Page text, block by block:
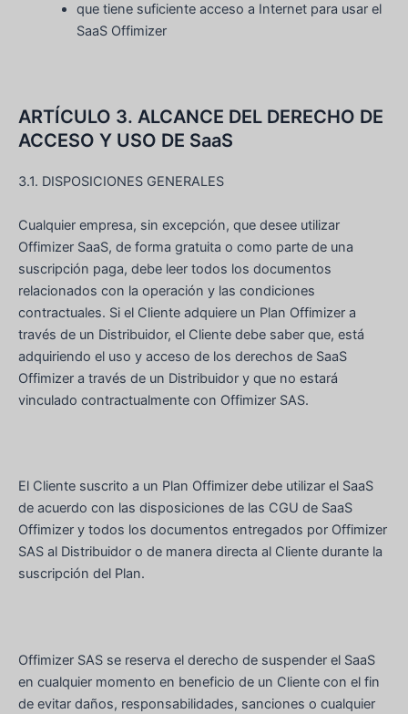
que tiene suficiente acceso a Internet para usar el
SaaS Offimizer
ARTÍCULO 3. ALCANCE DEL DERECHO DE
ACCESO Y USO DE SaaS
3.1. DISPOSICIONES GENERALES
Cualquier empresa, sin excepción, que desee utilizar
Offimizer SaaS, de forma gratuita o como parte de una
suscripción paga, debe leer todos los documentos
relacionados con la operación y las condiciones
contractuales. Si el Cliente adquiere un Plan Offimizer a
través de un Distribuidor, el Cliente debe saber que, está
adquiriendo el uso y acceso de los derechos de SaaS
Offimizer a través de un Distribuidor y que no estará
vinculado contractualmente con Offimizer SAS.
El Cliente suscrito a un Plan Offimizer debe utilizar el SaaS
de acuerdo con las disposiciones de las CGU de SaaS
Offimizer y todos los documentos entregados por Offimizer
SAS al Distribuidor o de manera directa al Cliente durante la
suscripción del Plan.
Offimizer SAS se reserva el derecho de suspender el SaaS
en cualquier momento en beneficio de un Cliente con el fin
de evitar daños, responsabilidades, sanciones o cualquier